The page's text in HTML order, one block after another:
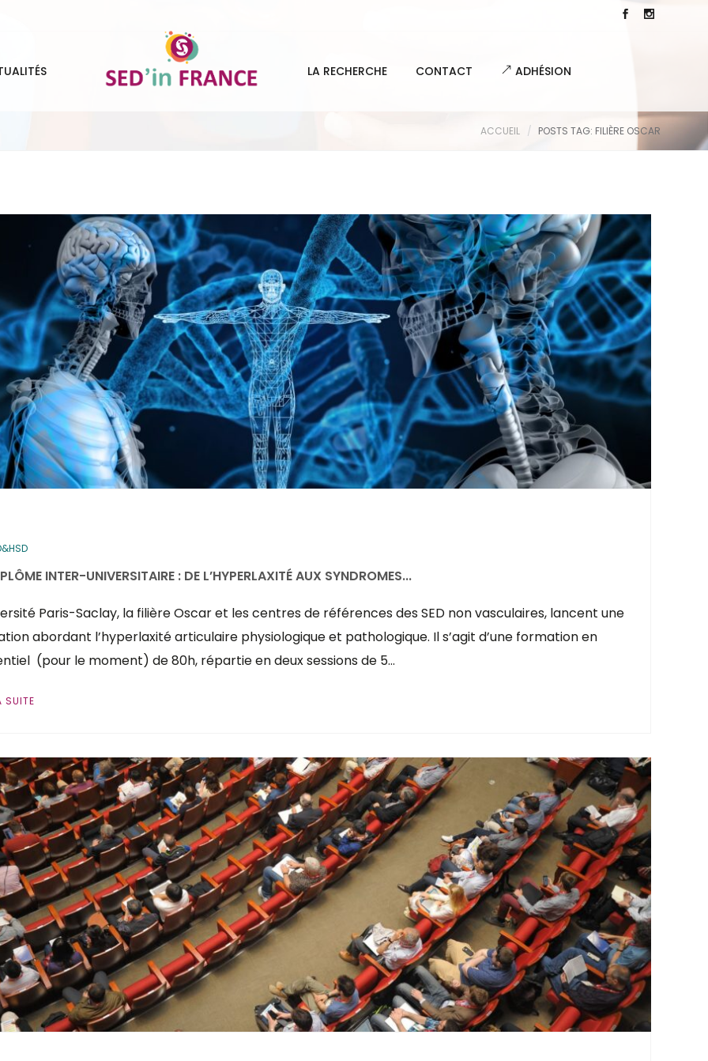
LA RECHERCHE CONTACT ADHÉSION
ACCUEIL POSTS TAG: FILIÈRE OSCAR
INTER-UNIVERSITAIRE : DE L’HYPERLAXITÉ AUX SYNDROMES...
Paris-Saclay, la filière Oscar et les centres de références des SED non vasculaires, lancent une
abordant l’hyperlaxité articulaire physiologique et pathologique. Il s’agit d’une formation en
(pour le moment) de 80h, répartie en deux sessions de 5…
SUITE